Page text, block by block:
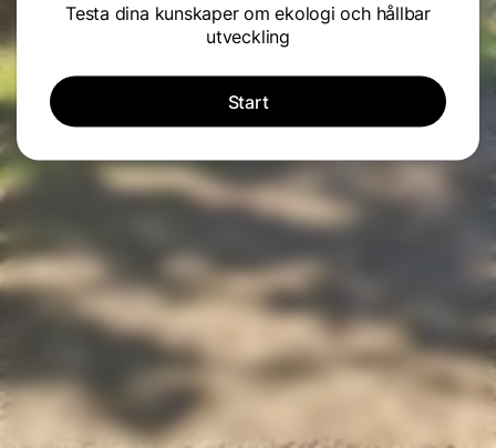
Testa dina kunskaper om ekologi och hållbar
utveckling
Start